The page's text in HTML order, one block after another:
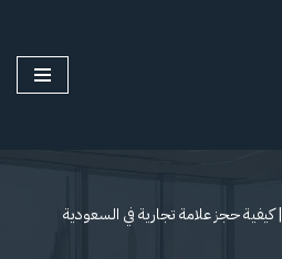
|كيفية حجز علامة تجارية في السعودية